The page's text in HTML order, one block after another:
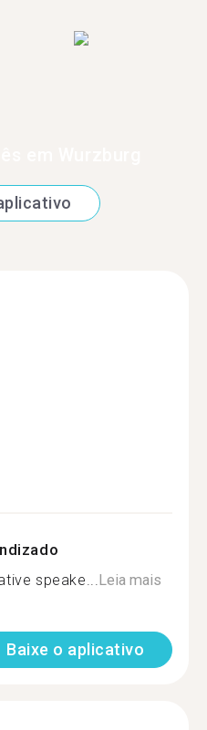
speake... Leia mais
Baixe o aplicativo